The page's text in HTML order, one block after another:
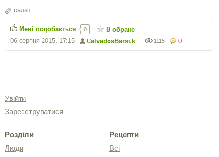
салат
0
1115
CalvadosBarsuk
06 серпня 2015, 17:15
Мені подобається 0 В обране
Увійти
Зареєструватися
Розділи
Люди
Рецепти
Всі